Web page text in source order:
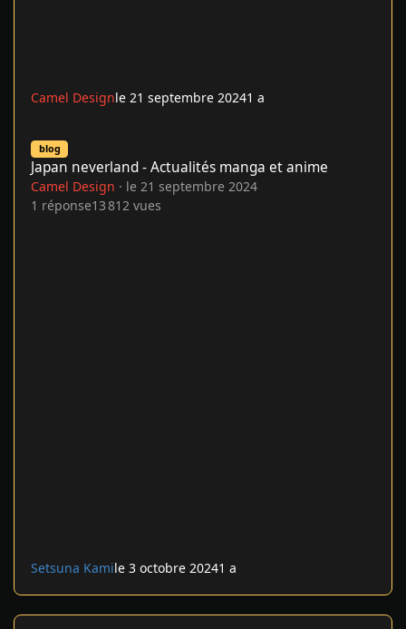
Camel Designle 21 septembre 20241 a
blog
Japan neverland - Actualités manga et anime
Camel Design · le 21 septembre 2024
1 réponse13 812 vues
Setsuna Kamile 3 octobre 20241 a